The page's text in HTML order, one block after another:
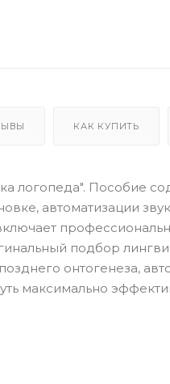
КАК КУПИТЬ
логопеда". Пособие
автоматизации
подбор
онтогенеза,
максимально